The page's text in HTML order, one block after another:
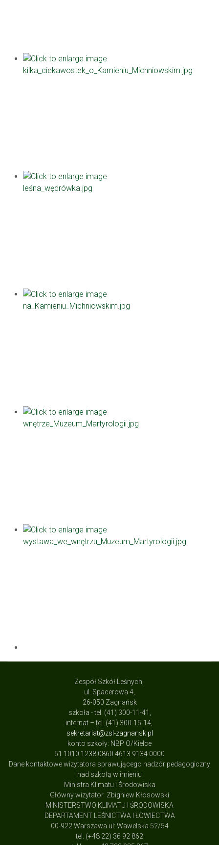
Zespół Szkół Leśnych,
ul. Spacerowa 4,
26-050 Zagnańsk
szkoła - tel. (41) 300-11-41,
internat – tel. (41) 300-15-14,
sekretariat@zsl-zagnansk.pl
konto szkoły: NBP O/Kielce
51 1010 1238 0860 4613 9134 0000
Dane kontaktowe wizytatora sprawującego nadzór pedagogiczny
nad szkołą w imieniu
Ministra Klimatu i Środowiska
Główny wizytator Zbigniew Kłosowski
MINISTERSTWO KLIMATU I ŚRODOWISKA
DEPARTAMENT LEŚNICTWA I ŁOWIECTWA
00-922 Warszawa ul: Wawelska 52/54
tel. (+48 22) 36 92 862